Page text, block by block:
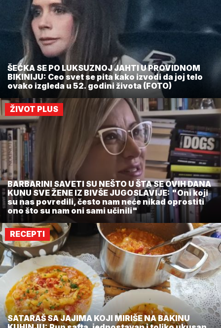
ŠEĆKA SE PO LUKSUZNOJ JAHTI U PROVIDNOM
BIKINIJU: Ceo svet se pita kako izvodi da joj telo
ovako izgleda u 52. godini života (FOTO)
ŽIVOT PLUS
BARBARINI SAVETI SU NEŠTO U ŠTA SE OVIH DANA
KUNU SVE ŽENE IZ BIVŠE JUGOSLAVIJE: "Oni koji
su nas povredili, često nam neće nikad oprostiti
ono što su nam oni sami učinili"
RECEPTI
SATARAŠ SA JAJIMA KOJI MIRIŠE NA BAKINU